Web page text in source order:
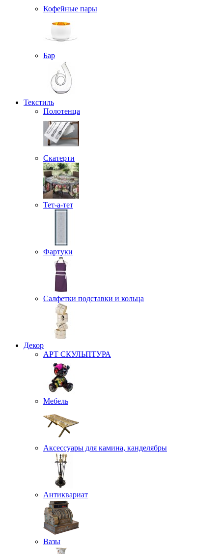
Кофейные пары
Бар
Текстиль
Полотенца
Скатерти
Тет-а-тет
Фартуки
Салфетки подставки и кольца
Декор
АРТ СКУЛЬПТУРА
Мебель
Аксессуары для камина, канделябры
Антиквариат
Вазы